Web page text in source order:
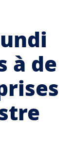
à de